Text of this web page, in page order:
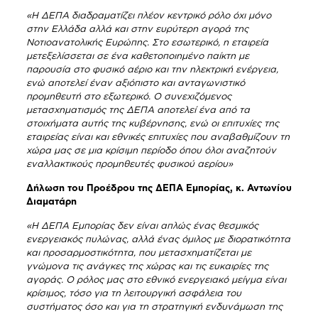
«Η ΔΕΠΑ διαδραματίζει πλέον κεντρικό ρόλο όχι μόνο
στην Ελλάδα αλλά και στην ευρύτερη αγορά της
Νοτιοανατολικής Ευρώπης. Στο εσωτερικό, η εταιρεία
μετεξελίσσεται σε ένα καθετοποιημένο παίκτη με
παρουσία στο φυσικό αέριο και την ηλεκτρική ενέργεια,
ενώ αποτελεί έναν αξιόπιστο και ανταγωνιστικό
προμηθευτή στο εξωτερικό. Ο συνεχιζόμενος
μετασχηματισμός της ΔΕΠΑ αποτελεί ένα από τα
στοιχήματα αυτής της κυβέρνησης, ενώ οι επιτυχίες της
εταιρείας είναι και εθνικές επιτυχίες που αναβαθμίζουν τη
χώρα μας σε μια κρίσιμη περίοδο όπου όλοι αναζητούν
εναλλακτικούς προμηθευτές φυσικού αερίου»
Δήλωση του Προέδρου της ΔΕΠΑ Εμπορίας, κ. Αντωνίου
Διαματάρη
«Η ΔΕΠΑ Εμπορίας δεν είναι απλώς ένας θεσμικός
ενεργειακός πυλώνας, αλλά ένας όμιλος με διορατικότητα
και προσαρμοστικότητα, που μετασχηματίζεται με
γνώμονα τις ανάγκες της χώρας και τις ευκαιρίες της
αγοράς. Ο ρόλος μας στο εθνικό ενεργειακό μείγμα είναι
κρίσιμος, τόσο για τη λειτουργική ασφάλεια του
συστήματος όσο και για τη στρατηγική ενδυνάμωση της